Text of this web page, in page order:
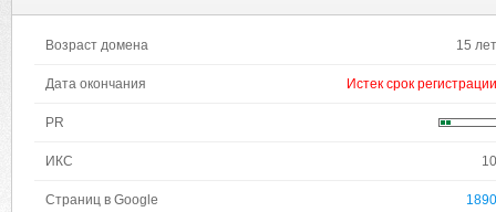
Возраст домена 15 лет
Дата окончания Истек срок регистрации
PR
ИКС 10
Страниц в Google 1890